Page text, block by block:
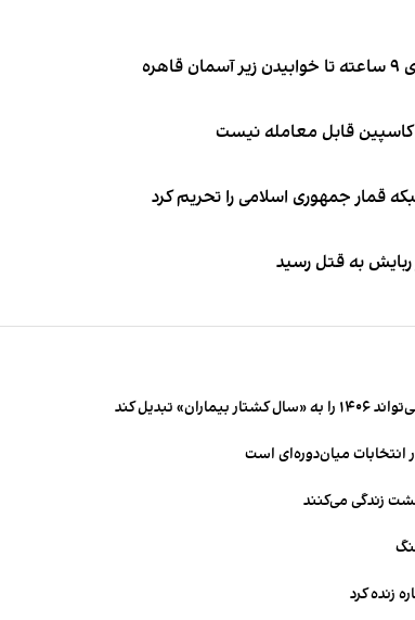
کاسپین قابل معامله نیست
قمار جمهوری اسلامی را تحریم کرد
به قتل رسید
کند
انتخابات میان‌دوره‌ای است
زندگی می‌کنند
زنده کرد